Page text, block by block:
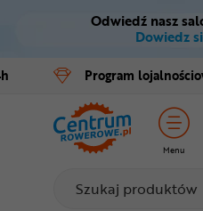
Menu
Informacje o
Do
Odwiedź nasz
Dowiedz
Program
Menu
Rowery
E-bike
Części
Akcesoria